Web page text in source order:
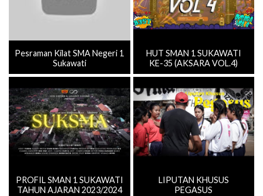
Pesraman Kilat SMA Negeri 1
Sukawati
HUT SMAN 1 SUKAWATI
KE-35 (AKSARA VOL.4)
PROFIL SMAN 1 SUKAWATI
TAHUN AJARAN 2023/2024
LIPUTAN KHUSUS
PEGASUS